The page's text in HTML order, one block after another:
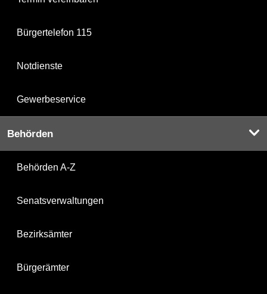
Bürgertelefon 115
Notdienste
Gewerbeservice
Behörden
Behörden A-Z
Senatsverwaltungen
Bezirksämter
Bürgerämter